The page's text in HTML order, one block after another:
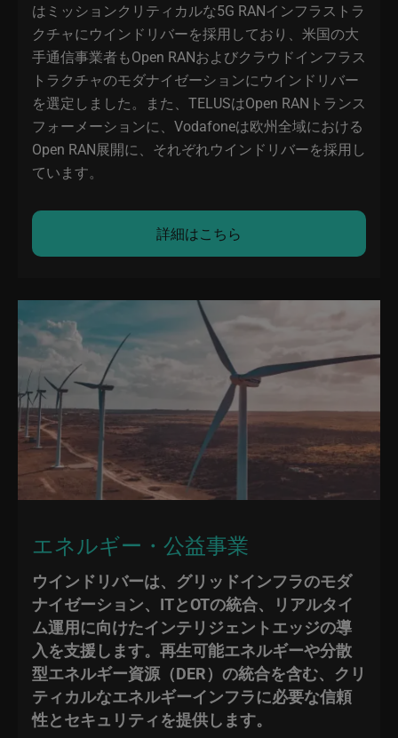
はミッションクリティカルな5G RANインフラストラ
クチャにウインドリバーを採用しており、米国の大
手通信事業者もOpen RANおよびクラウドインフラス
トラクチャのモダナイゼーションにウインドリバー
を選定しました。また、TELUSはOpen RANトランス
フォーメーションに、Vodafoneは欧州全域における
Open RAN展開に、それぞれウインドリバーを採用し
ています。
詳細はこちら
エネルギー・公益事業
ウインドリバーは、グリッドインフラのモダ
ナイゼーション、ITとOTの統合、リアルタイ
ム運用に向けたインテリジェントエッジの導
入を支援します。再生可能エネルギーや分散
型エネルギー資源（DER）の統合を含む、クリ
ティカルなエネルギーインフラに必要な信頼
性とセキュリティを提供します。